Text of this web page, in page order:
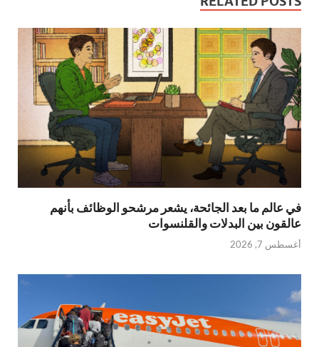
في عالم ما بعد الجائحة، يشعر مرشحو الوظائف بأنهم
عالقون بين البدلات والقلنسوات
أغسطس 7, 2026